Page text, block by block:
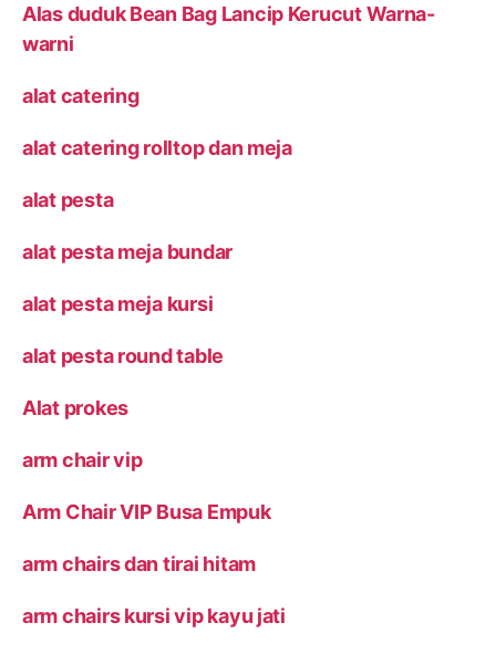
Alas duduk Bean Bag Lancip Kerucut Warna-
warni
alat catering
alat catering rolltop dan meja
alat pesta
alat pesta meja bundar
alat pesta meja kursi
alat pesta round table
Alat prokes
arm chair vip
Arm Chair VIP Busa Empuk
arm chairs dan tirai hitam
arm chairs kursi vip kayu jati